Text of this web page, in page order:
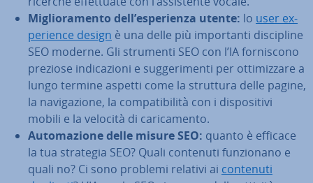
Mi­glio­ra­men­to dell’espe­rien­za utente: lo user ex­
pe­rien­ce design è una delle più im­por­tan­ti di­sci­pli­ne
SEO moderne. Gli strumenti SEO con l’IA for­ni­sco­no
preziose in­di­ca­zio­ni e sug­ge­ri­men­ti per ot­ti­miz­za­re a
lungo termine aspetti come la struttura delle pagine,
la na­vi­ga­zio­ne, la com­pa­ti­bi­li­tà con i di­spo­si­ti­vi
mobili e la velocità di ca­ri­ca­men­to.
Au­to­ma­zio­ne delle misure SEO: quanto è efficace
la tua strategia SEO? Quali contenuti fun­zio­na­no e
quali no? Ci sono problemi relativi ai contenuti